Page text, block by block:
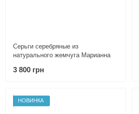
Серьги серебряные из
натурального жемчуга Марианна
3 800 грн
НОВИНКА